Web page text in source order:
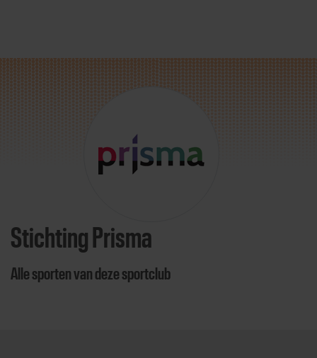
Stichting Prisma
Alle sporten van deze sportclub